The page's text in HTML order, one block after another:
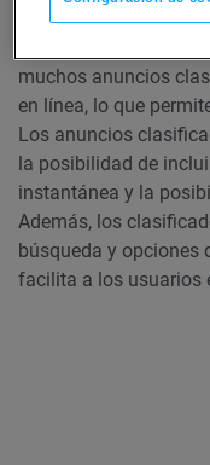
Los anuncios
muchos anuncios
en línea, lo que
Los anuncios
la posibilidad de
instantánea y la
Además, los
búsqueda y opciones
facilita a los usuarios